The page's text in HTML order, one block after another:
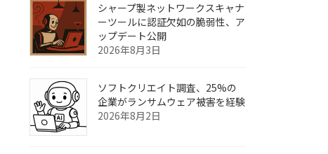
シャープ製ネットワークスキャナ
ーツールに認証欠如の脆弱性、ア
ップデート公開
2026年8月3日
ソフトクリエイト調査、25%の
企業がランサムウェア被害を経験
2026年8月2日